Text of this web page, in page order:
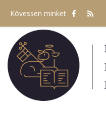
tartalomra
Kövessen minket